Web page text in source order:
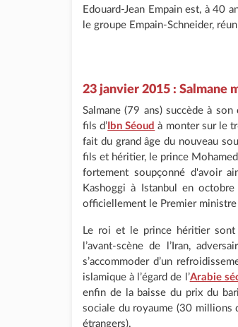
Edouard-Jean Empain est, à 40
le groupe Empain-Schneider,
23 janvier 2015 : Salmane
Salmane (79 ans) succède à
fils d’ Ibn Séoud à monter sur le
fait du grand âge du nouveau
fils et héritier, le prince
fortement soupçonné d'avoir
Kashoggi à Istanbul en
officiellement le Premier
Le roi et le prince héritier sont
l’avant-scène de l’Iran,
s’accommoder d’un
islamique à l’égard de l’Arabie
enfin de la baisse du prix du
sociale du royaume (30 millions
étrangers).